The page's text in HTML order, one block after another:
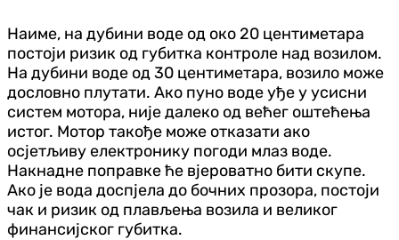
Наиме, на дубини воде од око 20 центиметара
постоји ризик од губитка контроле над возилом.
На дубини воде од 30 центиметара, возило може
дословно плутати. Ако пуно воде уђе у усисни
систем мотора, није далеко од већег оштећења
истог. Мотор такође може отказати ако
осјетљиву електронику погоди млаз воде.
Накнадне поправке ће вјероватно бити скупе.
Ако је вода доспјела до бочних прозора, постоји
чак и ризик од плављења возила и великог
финансијског губитка.